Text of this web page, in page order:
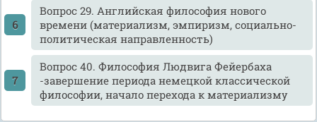
Вопрос 29. Английская философия нового
времени (материализм, эмпиризм, социально-
политическая направленность)
Вопрос 40. Философия Людвига Фейербаха
-завершение периода немецкой классической
философии, начало перехода к материализму